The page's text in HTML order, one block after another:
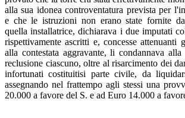
alla sua idonea controventatura prevista per
e che le istruzioni non erano state fornite
quella installatrice, dichiarava i due imputati
rispettivamente ascritti e, concesse attenuanti
alla contestata aggravante, li condannava
reclusione ciascuno, oltre al risarcimento dei
infortunati costituitisi parte civile, da
assegnando nel frattempo agli stessi una
20.000 a favore del S. e ad Euro 14.000 a